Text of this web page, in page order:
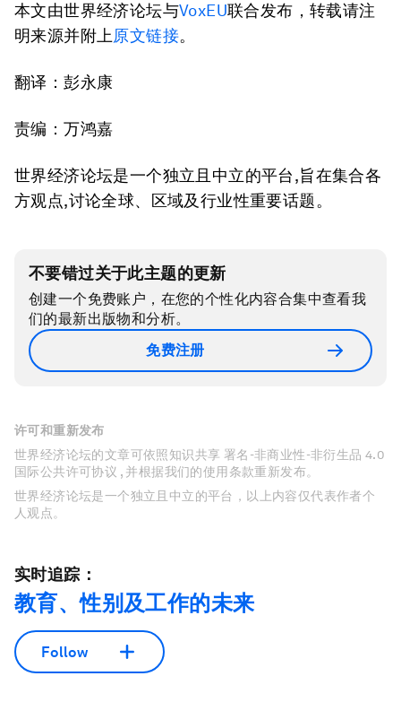
本文由世界经济论坛与VoxEU联合发布，转载请注
明来源并附上原文链接。
翻译：彭永康
责编：万鸿嘉
世界经济论坛是一个独立且中立的平台,旨在集合各
方观点,讨论全球、区域及行业性重要话题。
不要错过关于此主题的更新
创建一个免费账户，在您的个性化内容合集中查看我
们的最新出版物和分析。
免费注册
许可和重新发布
世界经济论坛的文章可依照知识共享 署名-非商业性-非衍生品 4.0
国际公共许可协议 , 并根据我们的使用条款重新发布。
世界经济论坛是一个独立且中立的平台，以上内容仅代表作者个
人观点。
实时追踪：
教育、性别及工作的未来
Follow